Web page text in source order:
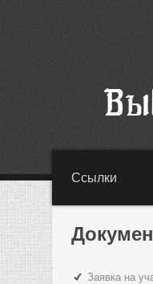
Ссылки
Заявка на